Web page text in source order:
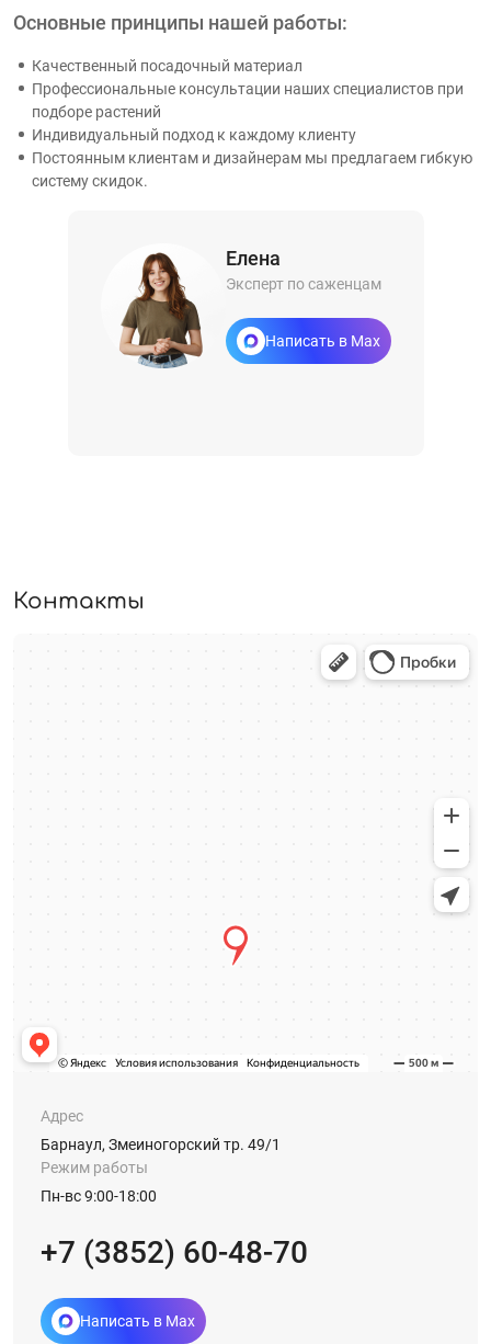
Основные принципы нашей работы:
Качественный посадочный материал
Профессиональные консультации наших специалистов при
подборе растений
Индивидуальный подход к каждому клиенту
Постоянным клиентам и дизайнерам мы предлагаем гибкую
систему скидок.
Елена
Эксперт по саженцам
Написать в Max
Контакты
Адрес
Барнаул, Змеиногорский тр. 49/1
Режим работы
Пн-вс 9:00-18:00
+7 (3852) 60-48-70
Написать в Max